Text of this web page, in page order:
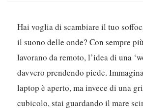
Hai voglia di scambiare il tuo
il suono delle onde? Con sempre
lavorano da remoto, l’idea di una
davvero prendendo piede.
laptop è aperto, ma invece di una
cubicolo, stai guardando il mare